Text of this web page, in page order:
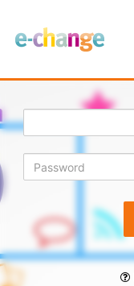
Login